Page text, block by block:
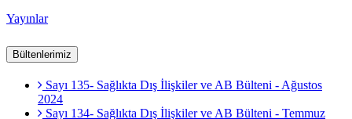
Yayınlar
Bültenlerimiz
Sayı 135- Sağlıkta Dış İlişkiler ve AB Bülteni - Ağustos
2024
Sayı 134- Sağlıkta Dış İlişkiler ve AB Bülteni - Temmuz